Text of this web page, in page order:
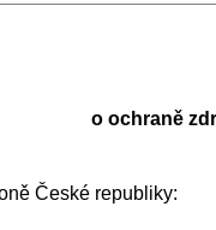
o ochraně
České republiky: